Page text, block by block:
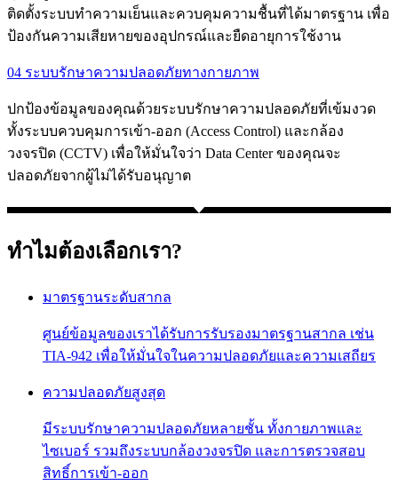
ติดตั้งระบบทำความเย็นและควบคุมความชื้นที่ได้มาตรฐาน เพื่อ
ป้องกันความเสียหายของอุปกรณ์และยืดอายุการใช้งาน
04 ระบบรักษาความปลอดภัยทางกายภาพ
ปกป้องข้อมูลของคุณด้วยระบบรักษาความปลอดภัยที่เข้มงวด
ทั้งระบบควบคุมการเข้า-ออก (Access Control) และกล้อง
วงจรปิด (CCTV) เพื่อให้มั่นใจว่า Data Center ของคุณจะ
ปลอดภัยจากผู้ไม่ได้รับอนุญาต
ทำไมต้องเลือกเรา?
มาตรฐานระดับสากล
ศูนย์ข้อมูลของเราได้รับการรับรองมาตรฐานสากล เช่น
TIA-942 เพื่อให้มั่นใจในความปลอดภัยและความเสถียร
ความปลอดภัยสูงสุด
มีระบบรักษาความปลอดภัยหลายชั้น ทั้งกายภาพและ
ไซเบอร์ รวมถึงระบบกล้องวงจรปิด และการตรวจสอบ
สิทธิ์การเข้า-ออก